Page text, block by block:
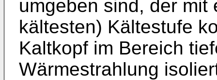
umgeben sind, der mit
kältesten) Kältestufe
Kaltkopf im Bereich
Wärmestrahlung